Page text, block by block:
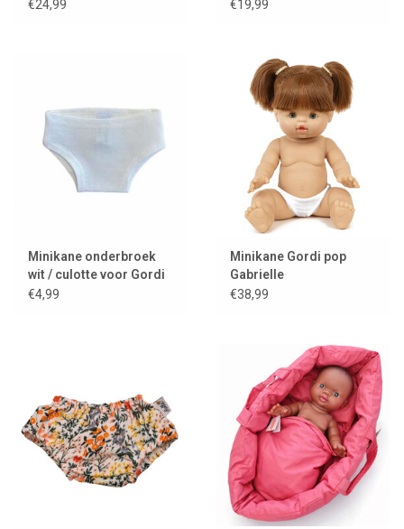
€24,99 €19,99
Minikane onderbroek
wit / culotte voor Gordi
poppen
€4,99
Minikane Gordi pop
Gabrielle
€38,99